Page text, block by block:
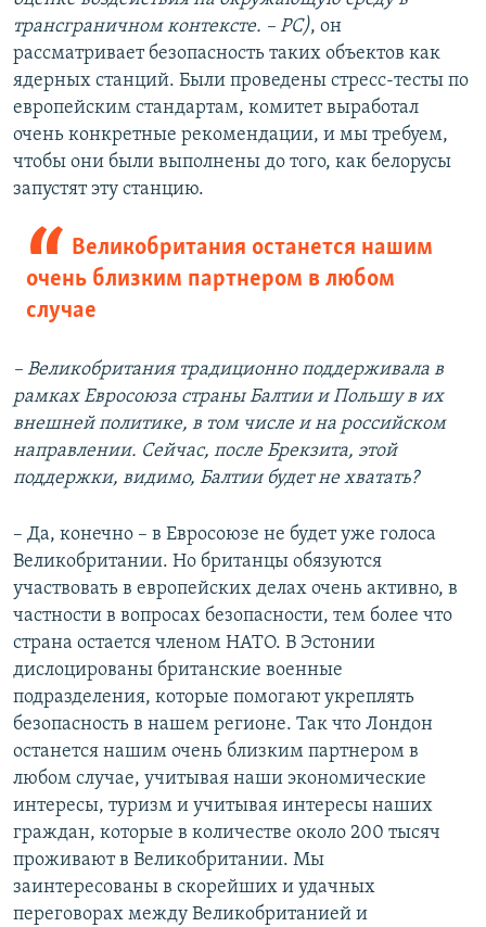
трансграничном контексте. – РС), он
рассматривает безопасность таких объектов как
ядерных станций. Были проведены стресс-тесты по
европейским стандартам, комитет выработал
очень конкретные рекомендации, и мы требуем,
чтобы они были выполнены до того, как белорусы
запустят эту станцию.
Великобритания останется нашим
очень близким партнером в любом
случае
– Великобритания традиционно поддерживала в
рамках Евросоюза страны Балтии и Польшу в их
внешней политике, в том числе и на российском
направлении. Сейчас, после Брекзита, этой
поддержки, видимо, Балтии будет не хватать?
– Да, конечно – в Евросоюзе не будет уже голоса
Великобритании. Но британцы обязуются
участвовать в европейских делах очень активно, в
частности в вопросах безопасности, тем более что
страна остается членом НАТО. В Эстонии
дислоцированы британские военные
подразделения, которые помогают укреплять
безопасность в нашем регионе. Так что Лондон
останется нашим очень близким партнером в
любом случае, учитывая наши экономические
интересы, туризм и учитывая интересы наших
граждан, которые в количестве около 200 тысяч
проживают в Великобритании. Мы
заинтересованы в скорейших и удачных
переговорах между Великобританией и